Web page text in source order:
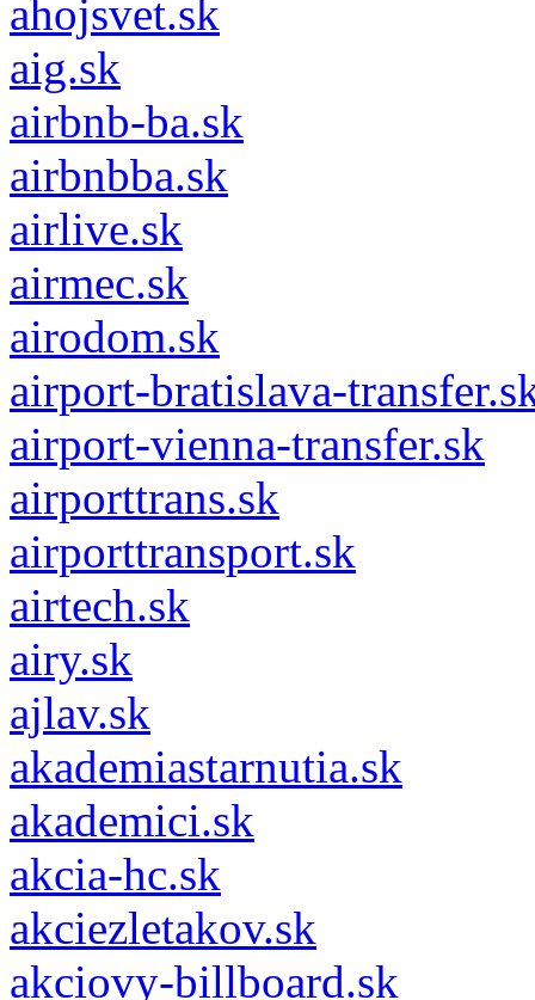
ahojsvet.sk
aig.sk
airbnb-ba.sk
airbnbba.sk
airlive.sk
airmec.sk
airodom.sk
airport-bratislava-
airport-vienna-transfer.sk
airporttrans.sk
airporttransport.sk
airtech.sk
airy.sk
ajlav.sk
akademiastarnutia.sk
akademici.sk
akcia-hc.sk
akciezletakov.sk
akciovy-billboard.sk